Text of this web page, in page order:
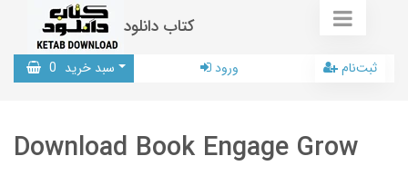
کتاب دانلود
سبد خرید 0 ورود ثبت‌نام
Download Book Engage Grow